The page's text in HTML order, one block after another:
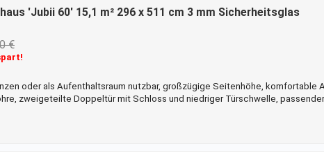
'Jubii 60' 15,1 m² 296 x 511 cm 3 mm Sicherheitsglas
€
oder als Aufenthaltsraum nutzbar, großzügige Seitenhöhe, komfortable
zweigeteilte Doppeltür mit Schloss und niedriger Türschwelle,
von Juliana genau das Richtige für dich. Du kannst es flexibel aufstellen und